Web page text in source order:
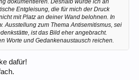
Entgleisung, die für mich der Druck
mit Platz an deiner Wand belohnen. In
Ausstellung zum Thema Antisemitismus, sei
ist das Bild eher angebracht.
Worte und Gedankenaustausch reichen.
dafür!